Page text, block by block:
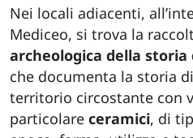
Nei locali adiacenti,
Mediceo, si trova la
archeologica della storia
che documenta la storia
territorio circostante con
particolare ceramici, di